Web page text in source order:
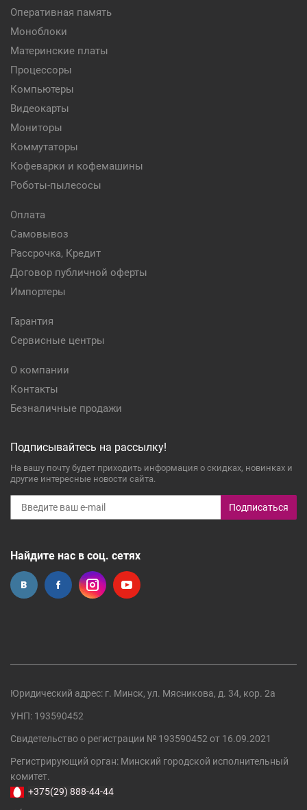
Оперативная память
Моноблоки
Материнские платы
Процессоры
Компьютеры
Видеокарты
Мониторы
Коммутаторы
Кофеварки и кофемашины
Роботы-пылесосы
Оплата
Самовывоз
Рассрочка, Кредит
Договор публичной оферты
Импортеры
Гарантия
Сервисные центры
О компании
Контакты
Безналичные продажи
Подписывайтесь на рассылку!
На вашу почту будет приходить информация о скидках, новинках и
другие интересные новости сайта.
Подписаться
Найдите нас в соц. сетях
Юридический адрес: г. Минск, ул. Мясникова, д. 34, кор. 2а
УНП: 193590452
Свидетельство о регистрации № 193590452 от 16.09.2021
Регистрирующий орган: Минский городской исполнительный
комитет.
+375(29) 888-44-44